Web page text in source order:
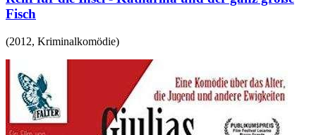
Fisch
(2012, Kriminalkomödie)